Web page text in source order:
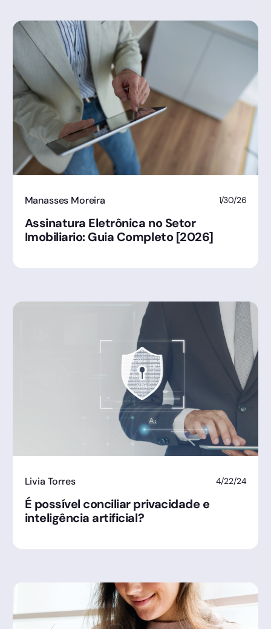
Manasses Moreira 1/30/26
Assinatura Eletrônica no Setor
Imobiliario: Guia Completo [2026]
Livia Torres 4/22/24
É possível conciliar privacidade e
inteligência artificial?